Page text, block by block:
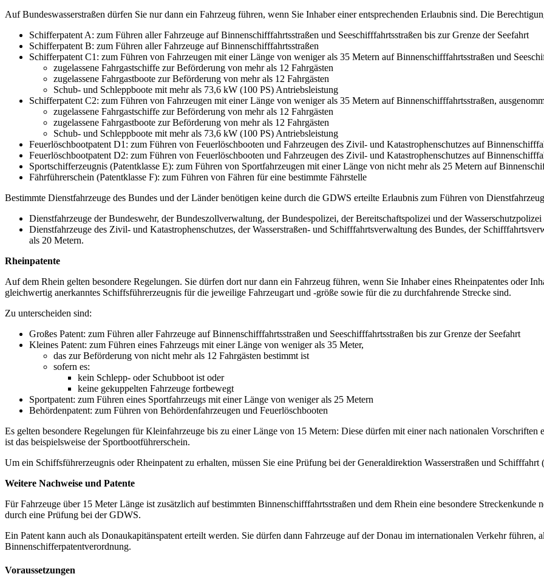
Auf Bundeswasserstraßen dürfen Sie nur dann ein Fahrzeug führen, wenn Sie Inhaber einer entsprechenden Erlaubnis sind. Die
Schifferpatent A: zum Führen aller Fahrzeuge auf Binnenschifffahrtsstraßen und Seeschifffahrtsstraßen bis zur Grenze der Seefahrt
Schifferpatent B: zum Führen aller Fahrzeuge auf Binnenschifffahrtsstraßen
Schifferpatent C1: zum Führen von Fahrzeugen mit einer Länge von weniger als 35 Metern auf Binnenschifffahrtsstraßen und
zugelassene Fahrgastschiffe zur Beförderung von mehr als 12 Fahrgästen
zugelassene Fahrgastboote zur Beförderung von mehr als 12 Fahrgästen
Schub- und Schleppboote mit mehr als 73,6 kW (100 PS) Antriebsleistung
Schifferpatent C2: zum Führen von Fahrzeugen mit einer Länge von weniger als 35 Metern auf Binnenschifffahrtsstraßen,
zugelassene Fahrgastschiffe zur Beförderung von mehr als 12 Fahrgästen
zugelassene Fahrgastboote zur Beförderung von mehr als 12 Fahrgästen
Schub- und Schleppboote mit mehr als 73,6 kW (100 PS) Antriebsleistung
Feuerlöschbootpatent D1: zum Führen von Feuerlöschbooten und Fahrzeugen des Zivil- und Katastrophenschutzes auf
Feuerlöschbootpatent D2: zum Führen von Feuerlöschbooten und Fahrzeugen des Zivil- und Katastrophenschutzes auf
Sportschifferzeugnis (Patentklasse E): zum Führen von Sportfahrzeugen mit einer Länge von nicht mehr als 25 Metern auf
Fährführerschein (Patentklasse F): zum Führen von Fähren für eine bestimmte Fährstelle
Bestimmte Dienstfahrzeuge des Bundes und der Länder benötigen keine durch die GDWS erteilte Erlaubnis zum Führen von
Dienstfahrzeuge der Bundeswehr, der Bundeszollverwaltung, der Bundespolizei, der Bereitschaftspolizei und der
Dienstfahrzeuge des Zivil- und Katastrophenschutzes, der Wasserstraßen- und Schifffahrtsverwaltung des Bundes, der
als 20 Metern.
Rheinpatente
Auf dem Rhein gelten besondere Regelungen. Sie dürfen dort nur dann ein Fahrzeug führen, wenn Sie Inhaber eines Rheinpatentes oder
gleichwertig anerkanntes Schiffsführerzeugnis für die jeweilige Fahrzeugart und -größe sowie für die zu durchfahrende Strecke sind.
Zu unterscheiden sind:
Großes Patent: zum Führen aller Fahrzeuge auf Binnenschifffahrtsstraßen und Seeschifffahrtsstraßen bis zur Grenze der Seefahrt
Kleines Patent: zum Führen eines Fahrzeugs mit einer Länge von weniger als 35 Meter,
das zur Beförderung von nicht mehr als 12 Fahrgästen bestimmt ist
sofern es:
kein Schlepp- oder Schubboot ist oder
keine gekuppelten Fahrzeuge fortbewegt
Sportpatent: zum Führen eines Sportfahrzeugs mit einer Länge von weniger als 25 Metern
Behördenpatent: zum Führen von Behördenfahrzeugen und Feuerlöschbooten
Es gelten besondere Regelungen für Kleinfahrzeuge bis zu einer Länge von 15 Metern: Diese dürfen mit einer nach nationalen
ist das beispielsweise der Sportbootführerschein.
Um ein Schiffsführerzeugnis oder Rheinpatent zu erhalten, müssen Sie eine Prüfung bei der Generaldirektion Wasserstraßen und
Weitere Nachweise und Patente
Für Fahrzeuge über 15 Meter Länge ist zusätzlich auf bestimmten Binnenschifffahrtsstraßen und dem Rhein eine besondere
durch eine Prüfung bei der GDWS.
Ein Patent kann auch als Donaukapitänspatent erteilt werden. Sie dürfen dann Fahrzeuge auf der Donau im internationalen Verkehr führen,
Binnenschifferpatentverordnung.
Voraussetzungen